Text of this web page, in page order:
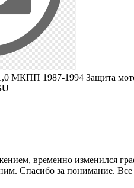
МКПП 1987-1994 Защита
временно изменился
Спасибо за понимание.